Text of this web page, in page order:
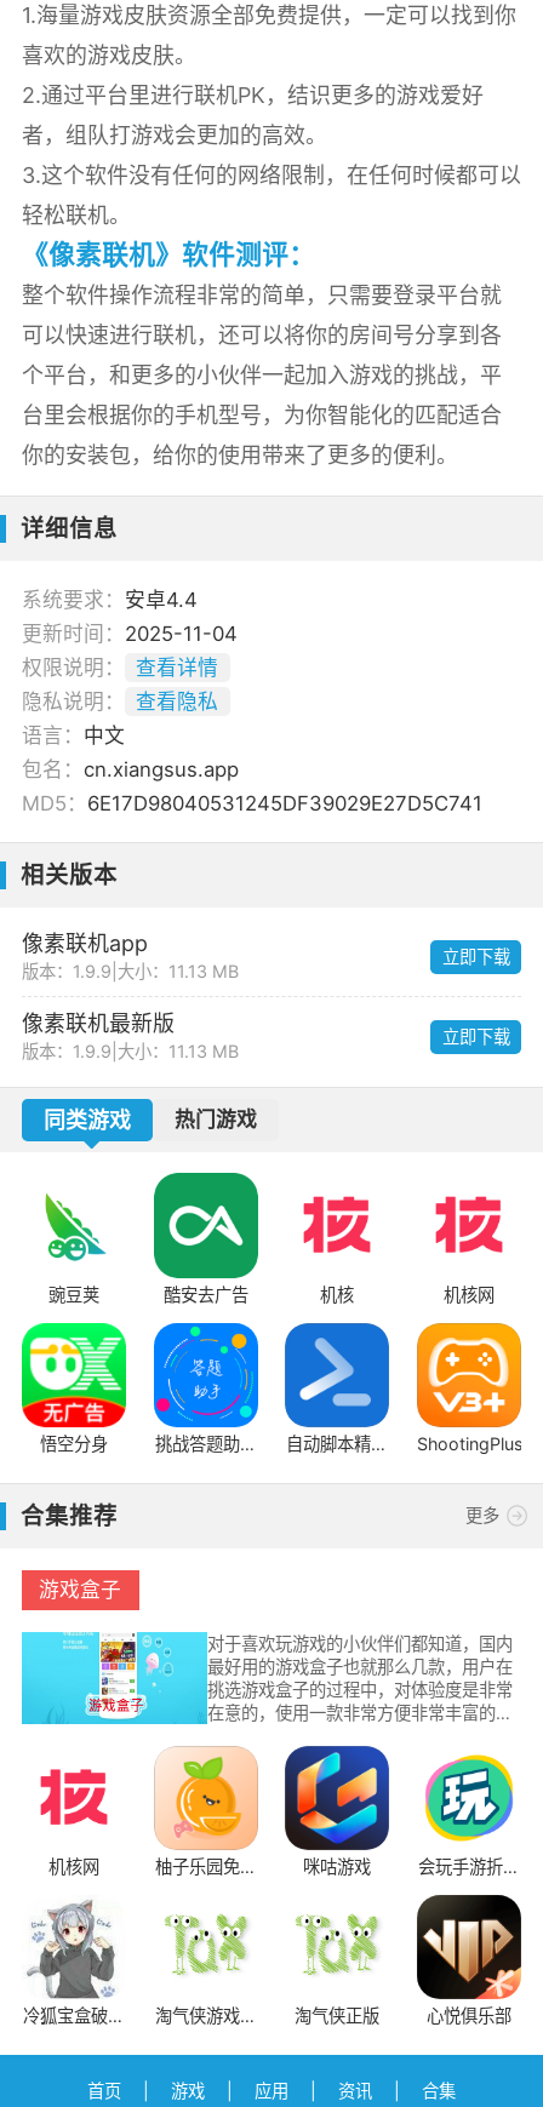
1.海量游戏皮肤资源全部免费提供，一定可以找到你
喜欢的游戏皮肤。
2.通过平台里进行联机PK，结识更多的游戏爱好
者，组队打游戏会更加的高效。
3.这个软件没有任何的网络限制，在任何时候都可以
轻松联机。
《像素联机》软件测评：
整个软件操作流程非常的简单，只需要登录平台就
可以快速进行联机，还可以将你的房间号分享到各
个平台，和更多的小伙伴一起加入游戏的挑战，平
台里会根据你的手机型号，为你智能化的匹配适合
你的安装包，给你的使用带来了更多的便利。
详细信息
系统要求： 安卓4.4
更新时间： 2025-11-04
权限说明：
查看详情
隐私说明：
查看隐私
语言： 中文
包名： cn.xiangsus.app
MD5： 6E17D98040531245DF39029E27D5C741
相关版本
像素联机app
版本：1.9.9 大小：11.13 MB
立即下载
像素联机最新版
版本：1.9.9 大小：11.13 MB
立即下载
同类游戏 热门游戏
豌豆荚 酷安去广告 机核 机核网
悟空分身
挑战答题助手
自动脚本精灵
ShootingPlus
合集推荐 更多
游戏盒子
对于喜欢玩游戏的小伙伴们都知道，国内
最好用的游戏盒子也就那么几款，用户在
挑选游戏盒子的过程中，对体验度是非常
在意的，使用一款非常方便非常丰富的游
里为大家收集了当下最好用的游戏盒子合
集，相信总有一款是你喜欢的。
机核网
柚子乐园免费
咪咕游戏
会玩手游折扣
平台
冷狐宝盒破解
版
淘气侠游戏盒
子
淘气侠正版 心悦俱乐部
首页 游戏 应用 资讯 合集